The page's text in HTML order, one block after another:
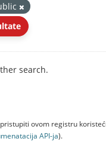
search.
ovom registru koristeći
API-jа).